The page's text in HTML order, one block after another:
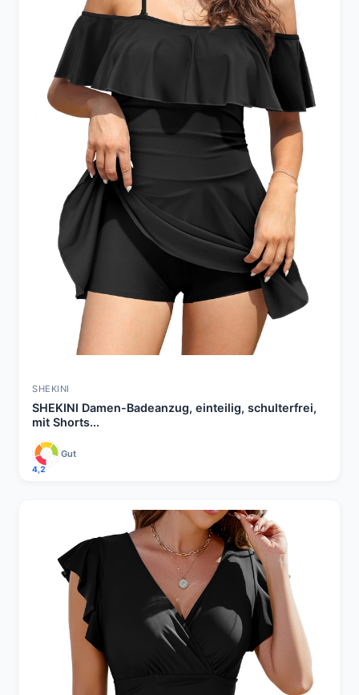
SHEKINI
SHEKINI Damen-Badeanzug, einteilig, schulterfrei,
mit Shorts...
4,2
Gut